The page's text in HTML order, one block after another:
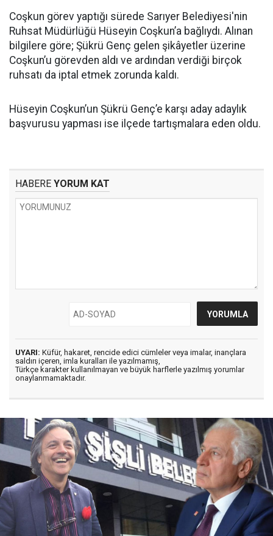
Coşkun görev yaptığı sürede Sarıyer Belediyesi'nin
Ruhsat Müdürlüğü Hüseyin Coşkun’a bağlıydı. Alınan
bilgilere göre; Şükrü Genç gelen şikâyetler üzerine
Coşkun’u görevden aldı ve ardından verdiği birçok
ruhsatı da iptal etmek zorunda kaldı.
Hüseyin Coşkun’un Şükrü Genç’e karşı aday adaylık
başvurusu yapması ise ilçede tartışmalara eden oldu.
HABERE YORUM KAT
UYARI: Küfür, hakaret, rencide edici cümleler veya imalar, inançlara
saldırı içeren, imla kuralları ile yazılmamış,
Türkçe karakter kullanılmayan ve büyük harflerle yazılmış yorumlar
onaylanmamaktadır.